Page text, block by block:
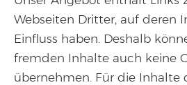
Webseiten Dritter, auf deren
Einfluss haben. Deshalb
fremden Inhalte auch keine
übernehmen. Für die Inhalte